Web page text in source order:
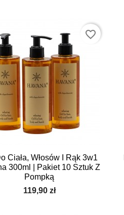
Ciała, Włosów I Rąk 3w1
300ml | Pakiet 10 Sztuk Z
Pompką
119,90 zł
Szybki podgląd
favorite_border